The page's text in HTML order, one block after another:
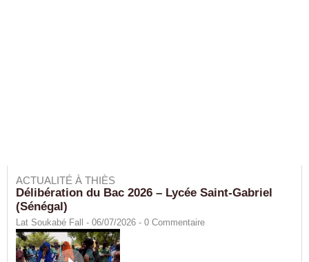
ACTUALITÉ À THIÈS
Délibération du Bac 2026 – Lycée Saint-Gabriel
(Sénégal)
Lat Soukabé Fall - 06/07/2026 - 0 Commentaire